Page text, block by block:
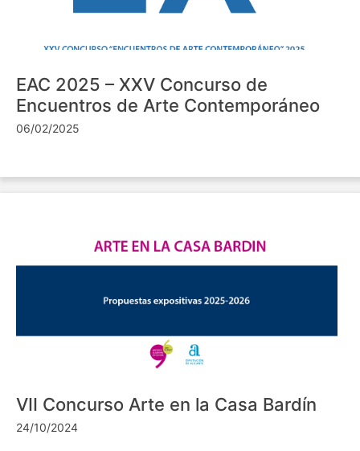
EAC 2025 – XXV Concurso de
Encuentros de Arte Contemporáneo
06/02/2025
VII Concurso Arte en la Casa Bardín
24/10/2024